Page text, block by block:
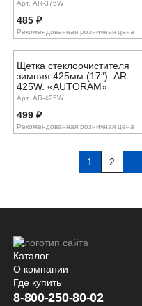
Арт. AR-375W
485₽
Рекомендованная розничная цена
Щетка стеклоочистителя
зимняя 425мм (17″). AR-
425W. «AUTORAM»
Арт. AR-425W
499₽
Рекомендованная розничная цена
1 2
Каталог
О компании
Где купить
8-800-250-80-02